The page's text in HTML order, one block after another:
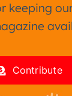
keeping
Contribute